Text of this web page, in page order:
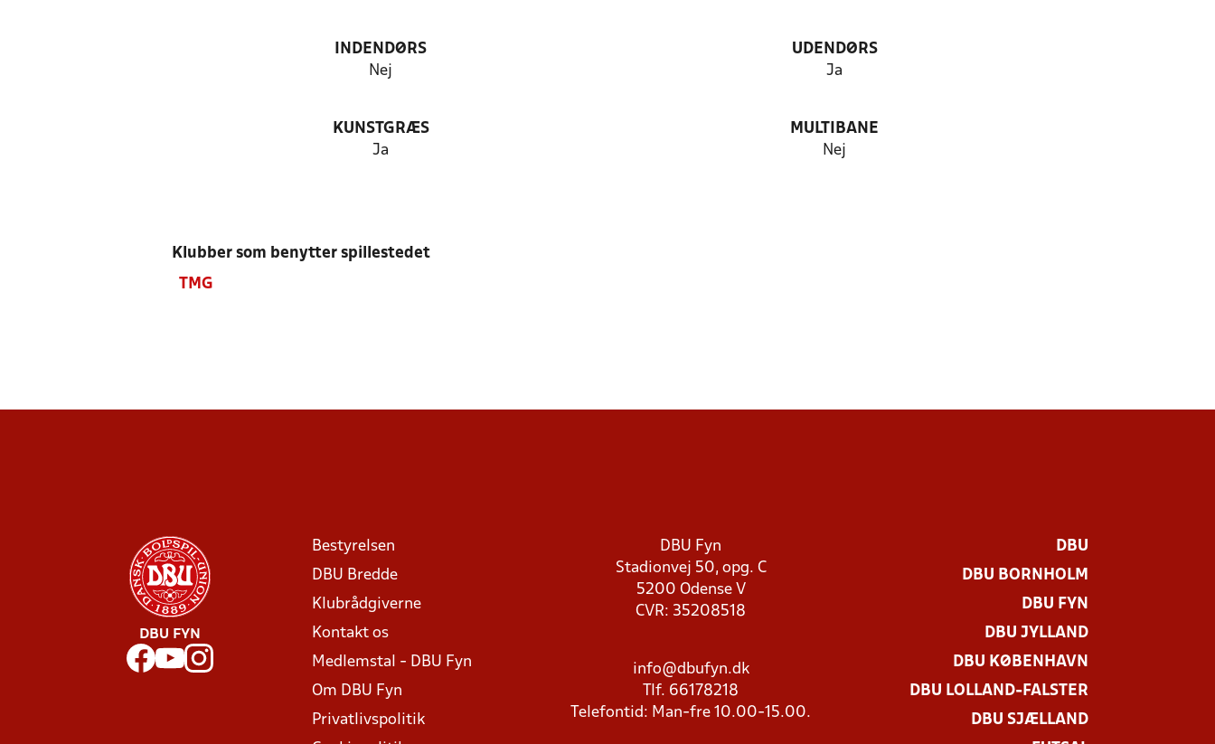
INDENDØRS
Nej
UDENDØRS
Ja
KUNSTGRÆS
Ja
MULTIBANE
Nej
Klubber som benytter spillestedet
TMG
DBU FYN
Bestyrelsen
DBU Bredde
Klubrådgiverne
Kontakt os
Medlemstal - DBU Fyn
Om DBU Fyn
Privatlivspolitik
DBU Fyn
Stadionvej 50, opg. C
5200 Odense V
CVR: 35208518
info@dbufyn.dk
Tlf. 66178218
Telefontid: Man-fre 10.00-15.00.
DBU
DBU BORNHOLM
DBU FYN
DBU JYLLAND
DBU KØBENHAVN
DBU LOLLAND-FALSTER
DBU SJÆLLAND